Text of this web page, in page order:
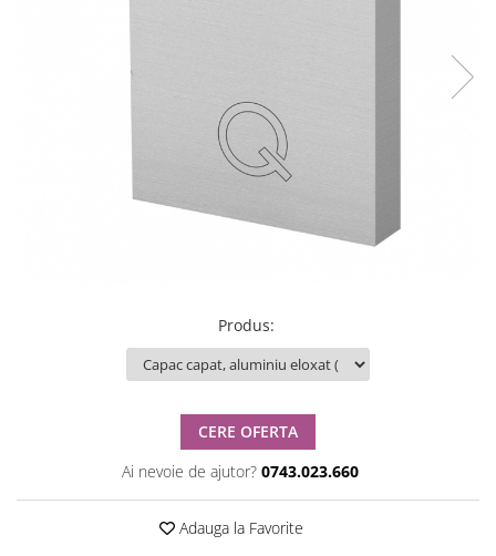
Produs:
CERE OFERTA
Ai nevoie de ajutor? 0743.023.660
Adauga la Favorite